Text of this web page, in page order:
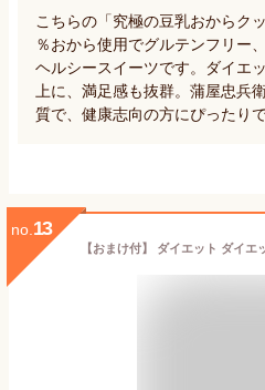
こちらの「究極の豆乳おからク
％おから使用でグルテンフリー
ヘルシースイーツです。ダイエ
上に、満足感も抜群。蒲屋忠兵
質で、健康志向の方にぴったりで
no. 13